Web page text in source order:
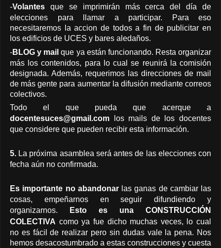
-Volantes que se imprimirán más cerca del día de
elecciones para llamar a participar.
Para eso
necesitaremos la accion de todos a fin de publicitar en
los edificios de UCES y bares aledaños.
-BLOG y mail que ya están funcionando. Resta organizar
más los contenidos, para lo cual se reunirá la comisión
designada. Además, requerimos las direcciones de mail
de más gente para aumentar la difusión mediante correos
colectivos.
Todo el que pueda que acerque a
docentesuces@gmail.com
los mails de los docentes
que considere que pueden recibir esta información.
5. La próxima asamblea será antes de las elecciones con
fecha aún no confirmada.
Es importante no abandonar las ganas de cambiar las
cosas, empeñarnos en seguir difundiendo y
organizarnos.
Esto es una CONSTRUCCIÓN
COLECTIVA como ya fue dicho muchas veces, lo cual
no es fácil de realizar pero sin dudas vale la pena. Nos
hemos desacostumbrado a estas construcciones y cuesta